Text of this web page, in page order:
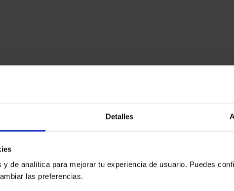
Detalles
de analítica para mejorar tu experiencia de usuario. Puedes
las preferencias.